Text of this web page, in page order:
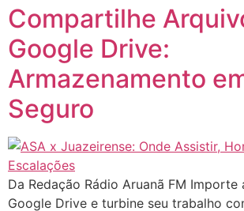
Compartilhe
Google Drive:
Armazenamento
Seguro
Da Redação Rádio Aruanã FM Importe
Google Drive e turbine seu trabalho